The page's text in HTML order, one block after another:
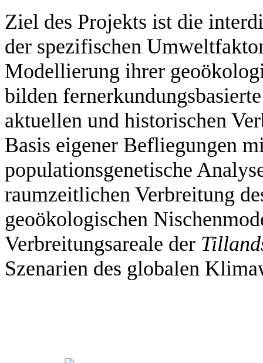
Ziel des Projekts ist die
der spezifischen
Modellierung ihrer
bilden
aktuellen und historischen
Basis eigener Befliegungen
populationsgenetische
raumzeitlichen Verbreitung
geoökologischen
Verbreitungsareale der
Szenarien des globalen